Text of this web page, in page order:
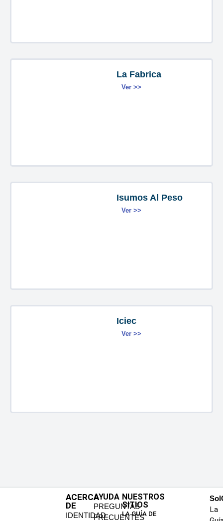
La Fabrica
Ver >>
Isumos Al Peso
Ver >>
Iciec
Ver >>
ACERCA
DE
IDENTIDAD
AYUDA
PREGUNTAS
FRECUENTES
NUESTROS
SITIOS
LA GUÍA DE
La